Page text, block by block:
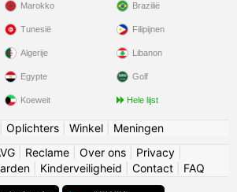
Marokko
Tunesië
Algerije
Egypte
Koeweit
Brazilië
Filipijnen
Libanon
Golf
Hele lijst
Oplichters| Winkel| Meningen
Reclame Over ons Privacy
Kinderveiligheid Contact FAQ